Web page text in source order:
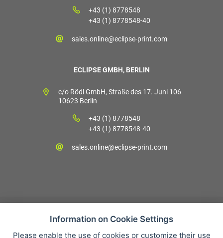
+43 (1) 8778548
+43 (1) 8778548-40
sales.online@eclipse-print.com
ECLIPSE GMBH, BERLIN
c/o Rödl GmbH, Straße des 17. Juni 106
10623 Berlin
+43 (1) 8778548
+43 (1) 8778548-40
sales.online@eclipse-print.com
Verkaufsbedingungen
Information on Cookie Settings
Please enable the use of cookies or customize their use